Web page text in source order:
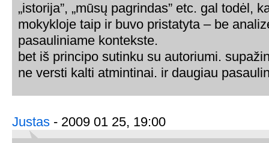
„istorija”, „mūsų pagrindas” etc. gal todėl,
mokykloje taip ir buvo pristatyta – be
pasauliniame kontekste.
bet iš principo sutinku su autoriumi.
ne versti kalti atmintinai. ir daugiau
Justas - 2009 01 25, 19:00